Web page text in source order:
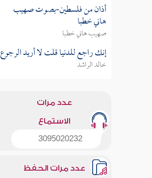
أذان من فلسطين-بصوت صهيب
هاني خطبا
صهيب هاني خطبا
إنك راجع للدنيا قلت لا أريد الرجوع
خالد الراشد
عدد مرات
الاستماع
3095020232
عدد مرات الحفظ